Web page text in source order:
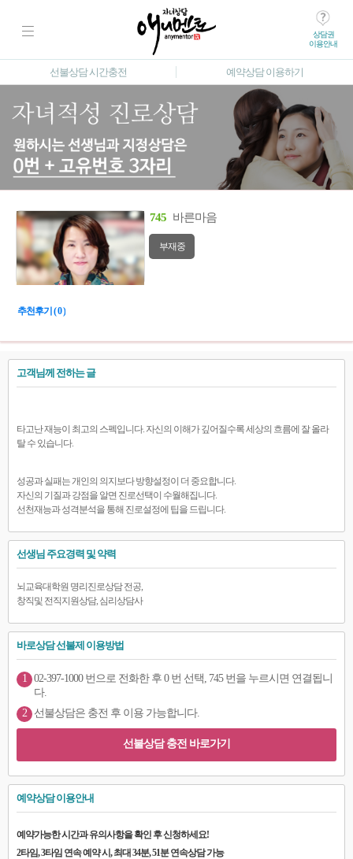
상담권
이용안내
선불상담 시간충전 예약상담 이용하기
745 바른마음
부재중
추천후기 ( 0 )
고객님께 전하는 글
타고난 재능이 최고의 스펙입니다. 자신의 이해가 깊어질수록 세상의 흐름에 잘 올라
탈 수 있습니다.
성공과 실패는 개인의 의지보다 방향설정이 더 중요합니다.
자신의 기질과 강점을 알면 진로선택이 수월해집니다.
선천재능과 성격분석을 통해 진로설정에 팁을 드립니다.
선생님 주요경력 및 약력
뇌교육대학원 명리진로상담 전공,
창직및 전직지원상담, 심리상담사
바로상담 선불제 이용방법
1 02-397-1000 번으로 전화한 후 0 번 선택, 745 번을 누르시면 연결됩니
다.
2
선불상담은 충전 후 이용 가능합니다.
선불상담 충전 바로가기
예약상담 이용안내
예약가능한 시간과 유의사항을 확인 후 신청하세요!
2타임, 3타임 연속 예약 시, 최대 34분, 51분 연속상담 가능